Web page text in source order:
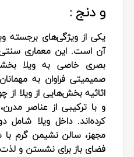
و دنج :
یکی از ویژگی‌های برجسته
آن است. این معماری سنتی
بصری خاصی به ویلا
صمیمیتی فراوان به
اثاثیه بخش‌هایی از ویلا
و با ترکیبی از عناصر
کرده‌اند. داخل ویلا
مجهز، سالن نشیمن گرم با
فضای باز برای نشستن و